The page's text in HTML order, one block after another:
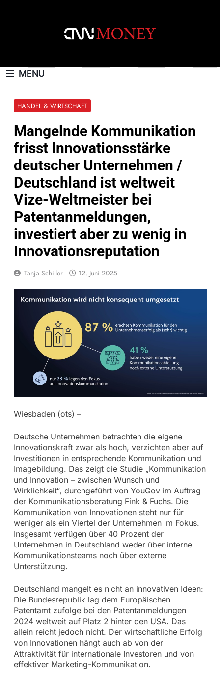
MENU
HANDEL & WIRTSCHAFT
Mangelnde Kommunikation
frisst Innovationsstärke
deutscher Unternehmen /
Deutschland ist weltweit
Vize-Weltmeister bei
Patentanmeldungen,
investiert aber zu wenig in
Innovationsreputation
Tanja Schiller 12. Juni 2025
Wiesbaden (ots) –
Deutsche Unternehmen betrachten die eigene
Innovationskraft zwar als hoch, verzichten aber auf
Investitionen in entsprechende Kommunikation und
Imagebildung. Das zeigt die Studie „Kommunikation
und Innovation – zwischen Wunsch und
Wirklichkeit“, durchgeführt von YouGov im Auftrag
der Kommunikationsberatung Fink & Fuchs. Die
Kommunikation von Innovationen steht nur für
weniger als ein Viertel der Unternehmen im Fokus.
Insgesamt verfügen über 40 Prozent der
Unternehmen in Deutschland weder über interne
Kommunikationsteams noch über externe
Unterstützung.
Deutschland mangelt es nicht an innovativen Ideen:
Die Bundesrepublik lag dem Europäischen
Patentamt zufolge bei den Patentanmeldungen
2024 weltweit auf Platz 2 hinter den USA. Das
allein reicht jedoch nicht. Der wirtschaftliche Erfolg
von Innovationen hängt auch ab von der
Attraktivität für internationale Investoren und von
effektiver Marketing-Kommunikation.